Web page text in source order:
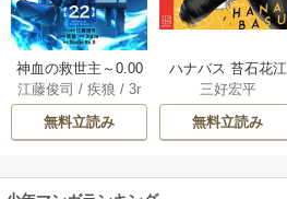
神血の救世主～0.00
000001％を引き当
て最強へ～【電子
書籍特典付】 22巻
江藤俊司 /疾狼 /3r
d Ie/Studio No.9
無料立読み
ハナバス 苔石花江
のバスケ論 7巻
三好宏平
無料立読み